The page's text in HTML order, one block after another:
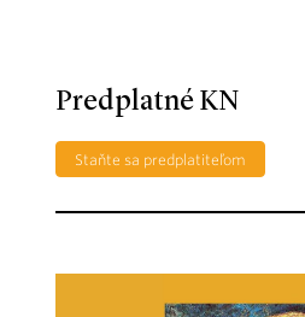
Predplatné KN
Staňte sa predplatiteľom